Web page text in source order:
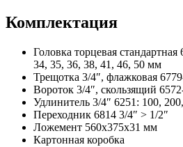
Комплектация
Головка торцевая
34, 35, 36, 38, 41, 46, 50 мм
Трещотка 3/4″, флажковая
Вороток 3/4″, скользящий
Удлинитель 3/4″ 6251: 100,
Переходник 6814 3/4″ > 1/2″
Ложемент 560х375х31 мм
Картонная коробка